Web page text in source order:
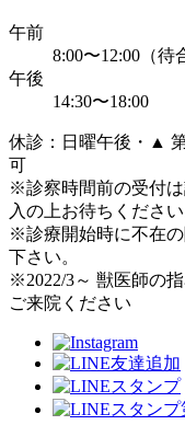
午前
8:00〜12:00（待
午後
14:30〜18:00
休診：日曜午後・▲
可
※診察時間前の受付
入の上お待ちください
※診療開始時に不在
下さい。
※2022/3～ 獣医師の
ご来院ください